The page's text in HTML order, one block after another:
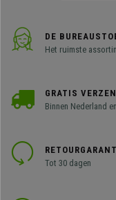
DE
Het ruimste
GRATIS
Binnen Nederland
Tot 30 dagen